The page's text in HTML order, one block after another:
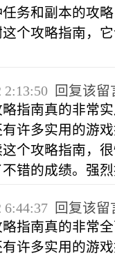
务和副本的攻
个攻略指南，
2:13:50 回复该留
指南真的非常
许多实用的游
个攻略指南，
错的成绩。强
6:44:37 回复该留
指南真的非常
许多实用的游